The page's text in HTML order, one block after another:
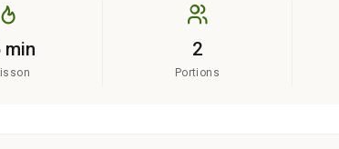
min 2
Portions